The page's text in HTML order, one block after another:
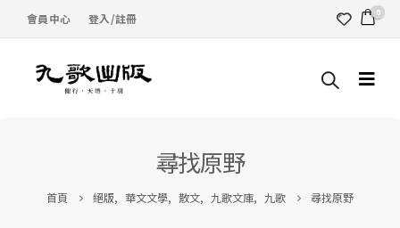
會員中心 登入/註冊 0
尋找原野
首頁 絕版, 華文文學, 散文, 九歌文庫, 九歌 尋找原野